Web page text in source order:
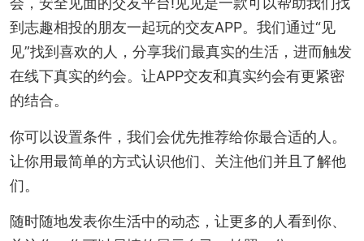
到志趣相投的朋友一起玩的交友APP。我们通过“见
见”找到喜欢的人，分享我们最真实的生活，进而触发
在线下真实的约会。让APP交友和真实约会有更紧密
的结合。
你可以设置条件，我们会优先推荐给你最合适的人。
让你用最简单的方式认识他们、关注他们并且了解他
们。
随时随地发表你生活中的动态，让更多的人看到你、